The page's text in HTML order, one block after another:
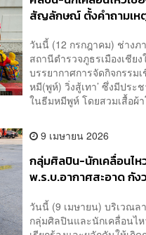
สัญลักษณ์ ตั้งคำถามเห
วันนี้ (12 กรกฎาคม) ช่างภ
สถานีตำรวจภูธรเมืองเชีย
บรรยากาศการจัดกิจกรรม
หมี(พูห์) วิ่งสู้เทา’ ซึ่งมีประ
ในธีมหมีพูห์ โดยสวมเสื้อผ้
9 เมษายน 2026
กลุ่มศิลปิน-นักเคลื่อนไ
พ.ร.บ.อากาศสะอาด กั
วันนี้ (9 เมษายน) บริเวณล
กลุ่มศิลปินและนักเคลื่อนไ